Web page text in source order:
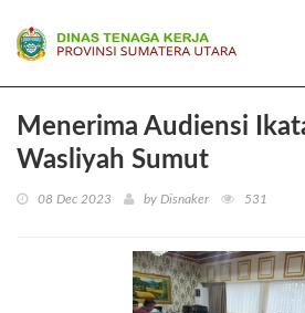
Menerima Audiensi
Wasliyah Sumut
08 Dec 2023 by Disnaker 531